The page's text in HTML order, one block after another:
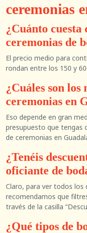
ceremonias
¿Cuánto
ceremonias de
El precio medio para
rondan entre los 150 y
¿Cuáles son los
ceremonias en
Eso depende en gran
presupuesto que tengas
de ceremonias en
¿Tenéis
oficiante de
Claro, para ver todos los
recomendamos que
través de la casilla
¿Qué tipos de